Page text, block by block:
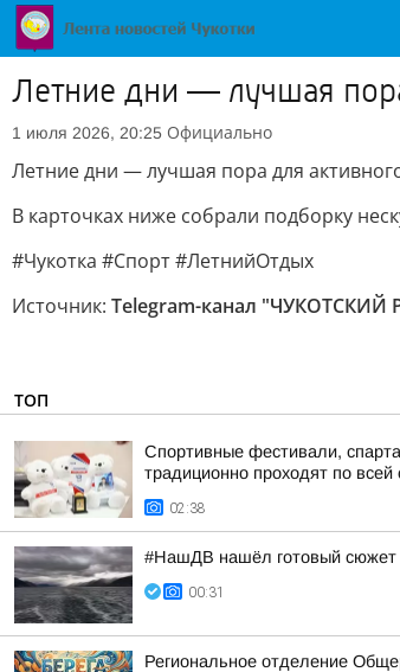
Летние дни — лучшая
1 июля 2026, 20:25 Официально
Летние дни — лучшая пора для
В карточках ниже собрали подборку
#Чукотка #Спорт #ЛетнийОтдых
Источник: Telegram-канал
ТОП
Спортивные фестивали,
традиционно проходят по
02:38
#НашДВ нашёл готовый сюжет
00:31
Региональное отделение